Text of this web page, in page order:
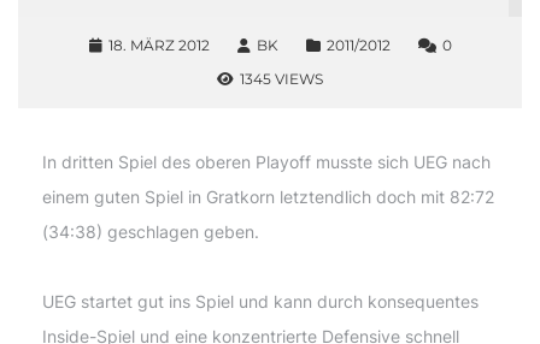
18. MÄRZ 2012 BK 2011/2012
0
1345 VIEWS
In dritten Spiel des oberen Playoff musste sich UEG nach
einem guten Spiel in Gratkorn letztendlich doch mit 82:72
(34:38) geschlagen geben.
UEG startet gut ins Spiel und kann durch konsequentes
Inside-Spiel und eine konzentrierte Defensive schnell